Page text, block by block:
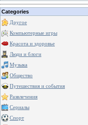
Categories
Другое
Компьютерные игры
Красота и здоровье
Люди и блоги
Музыка
Общество
Путешествия и события
Развлечения
Сериалы
Спорт